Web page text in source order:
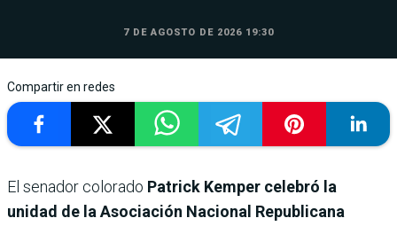
7 DE AGOSTO DE 2026 19:30
Compartir en redes
El senador colorado Patrick Kemper celebró la
unidad de la Asociación Nacional Republicana